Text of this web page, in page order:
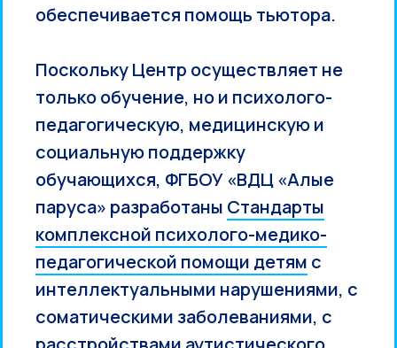
обеспечивается помощь тьютора.
Поскольку Центр осуществляет не
только обучение, но и психолого-
педагогическую, медицинскую и
социальную поддержку
обучающихся, ФГБОУ «ВДЦ «Алые
паруса» разработаны Стандарты
комплексной психолого-медико-
педагогической помощи детям с
интеллектуальными нарушениями, с
соматическими заболеваниями, с